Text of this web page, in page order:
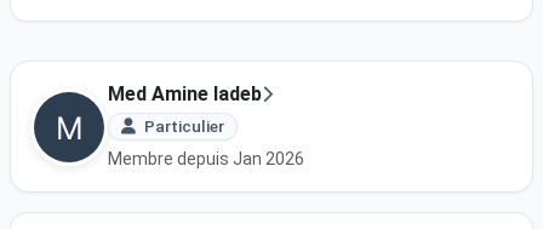
Med Amine ladeb
Particulier
Membre depuis Jan 2026